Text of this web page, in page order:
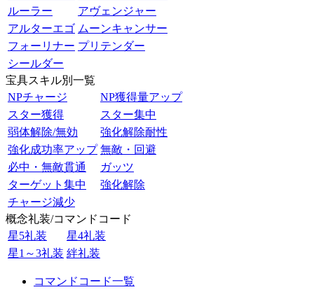
ルーラー
アヴェンジャー
アルターエゴ ムーンキャンサー
フォーリナー プリテンダー
シールダー
宝具スキル別一覧
NPチャージ
NP獲得量アップ
スター獲得
スター集中
弱体解除/無効
強化解除耐性
強化成功率アップ 無敵・回避
必中・無敵貫通
ガッツ
ターゲット集中
強化解除
チャージ減少
概念礼装/コマンドコード
星5礼装
星4礼装
星1～3礼装 絆礼装
コマンドコード一覧